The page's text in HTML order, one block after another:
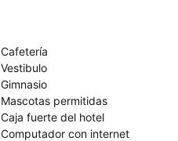
Cafetería
Vestibulo
Gimnasio
Mascotas permitidas
Caja fuerte del hotel
Computador con internet